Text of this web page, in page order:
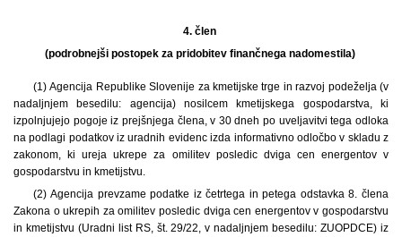
4. člen
(podrobnejši postopek za pridobitev finančnega nadomestila)
(1) Agencija Republike Slovenije za kmetijske trge in razvoj podeželja (v
nadaljnjem besedilu: agencija) nosilcem kmetijskega gospodarstva, ki
izpolnjujejo pogoje iz prejšnjega člena, v 30 dneh po uveljavitvi tega odloka
na podlagi podatkov iz uradnih evidenc izda informativno odločbo v skladu z
zakonom, ki ureja ukrepe za omilitev posledic dviga cen energentov v
gospodarstvu in kmetijstvu.
(2) Agencija prevzame podatke iz četrtega in petega odstavka 8. člena
Zakona o ukrepih za omilitev posledic dviga cen energentov v gospodarstvu
in kmetijstvu (Uradni list RS, št. 29/22, v nadaljnjem besedilu: ZUOPDCE) iz